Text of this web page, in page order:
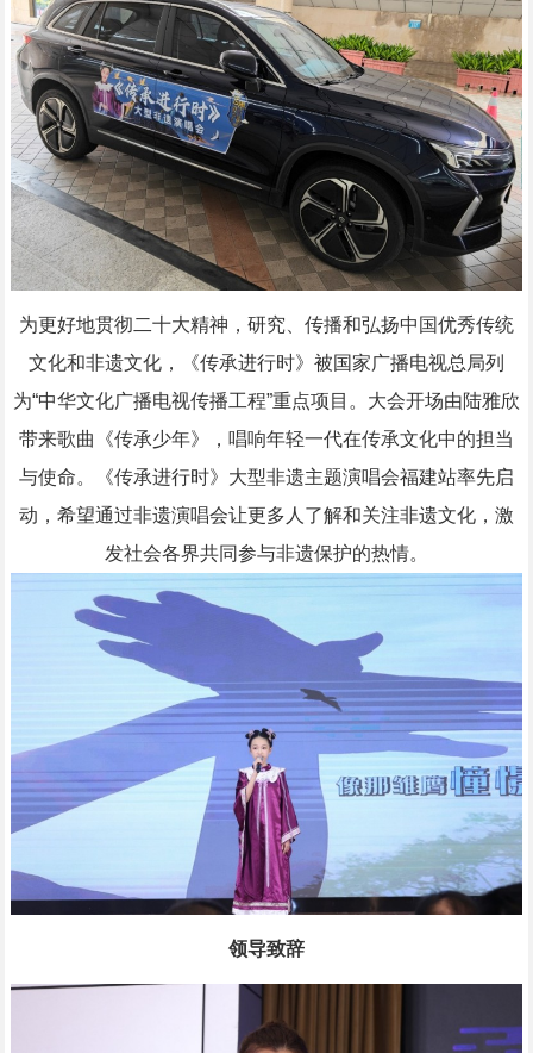
为更好地贯彻二十大精神，研究、传播和弘扬中国优秀传统
文化和非遗文化，《传承进行时》被国家广播电视总局列
为“中华文化广播电视传播工程”重点项目。大会开场由陆雅欣
带来歌曲《传承少年》，唱响年轻一代在传承文化中的担当
与使命。《传承进行时》大型非遗主题演唱会福建站率先启
动，希望通过非遗演唱会让更多人了解和关注非遗文化，激
发社会各界共同参与非遗保护的热情。
领导致辞